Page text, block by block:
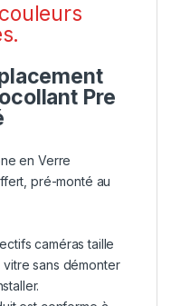
Pre
en Verre
pré-monté au
caméras taille
vitre sans démonter